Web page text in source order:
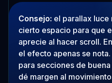
Consejo: el parallax luce
cierto espacio para que
aprecie al hacer scroll.
el efecto apenas se
para secciones de
dé margen al